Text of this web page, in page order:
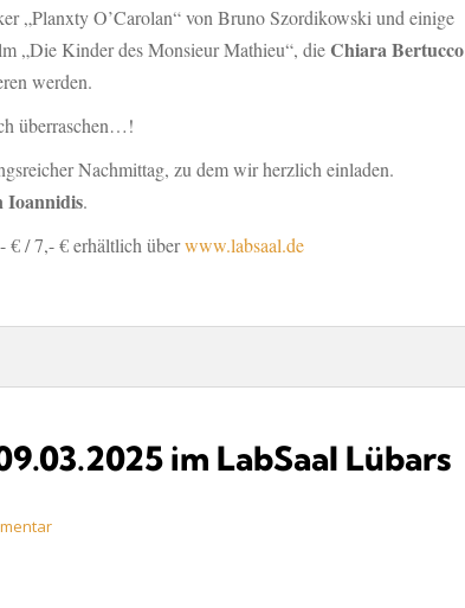
„Planxty O’Carolan“ von Bruno Szordikowski und einige
„Die Kinder des Monsieur Mathieu“, dieChiara Bertucco
werden.
überraschen…!
Nachmittag, zu dem wir herzlich einladen.
Ioannidis.
€ / 7,- € erhältlich überwww.labsaal.de
im LabSaal Lübars